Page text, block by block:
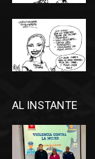
AL INSTANTE